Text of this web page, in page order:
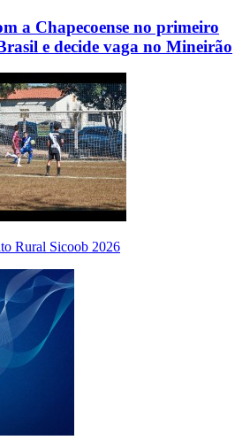
a Chapecoense no primeiro
e decide vaga no Mineirão
Rural Sicoob 2026